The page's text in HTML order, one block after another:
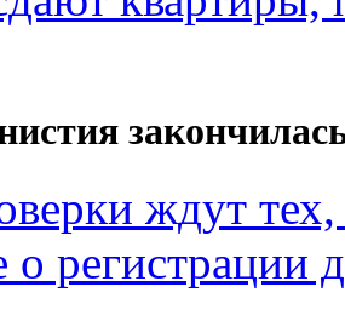
ждут
о регистрации